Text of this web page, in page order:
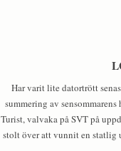
Har varit lite datortrött
summering av
Turist, valvaka på SVT på
stolt över att vunnit en statlig